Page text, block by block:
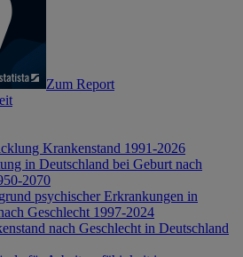
Zum Report
Krankenstand 1991-2026
in Deutschland bei Geburt nach
2070
psychischer Erkrankungen in
Geschlecht 1997-2024
nach Geschlecht in Deutschland